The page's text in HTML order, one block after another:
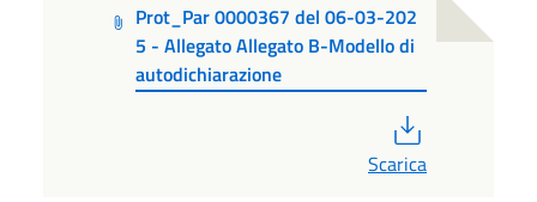
Prot_Par 0000367 del 06-03-202
5 - Allegato Allegato B-Modello di
autodichiarazione
Scarica